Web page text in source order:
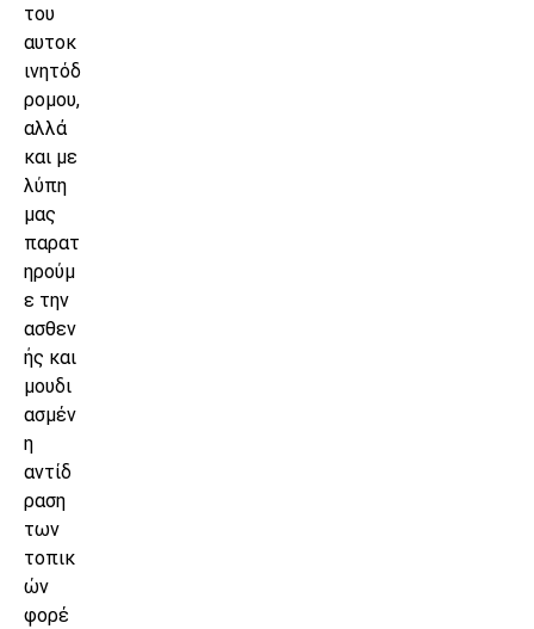
του
αυτοκ
ινητόδ
ρομου,
αλλά
και με
λύπη
μας
παρατ
ηρούμ
ε την
ασθεν
ής και
μουδι
ασμέν
η
αντίδ
ραση
των
τοπικ
ών
φορέ